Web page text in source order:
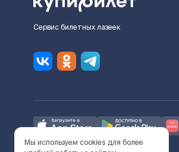
Сервис билетных лазеек
Мы используем cookies для более